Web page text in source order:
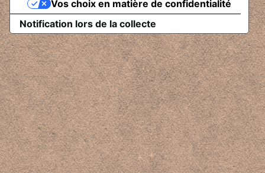
Notification lors de la collecte
Vos choix en matière de confidentialité